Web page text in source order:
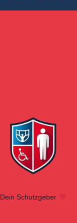
Dein Schutzgeber